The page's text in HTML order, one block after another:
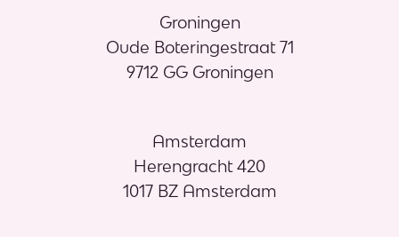
Groningen
Oude Boteringestraat 71
9712 GG Groningen
Amsterdam
Herengracht 420
1017 BZ Amsterdam